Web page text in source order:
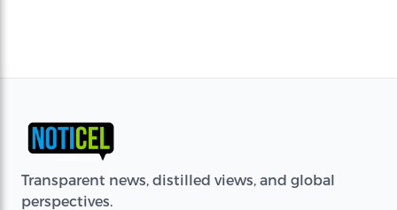
Transparent news, distilled views, and global
perspectives.